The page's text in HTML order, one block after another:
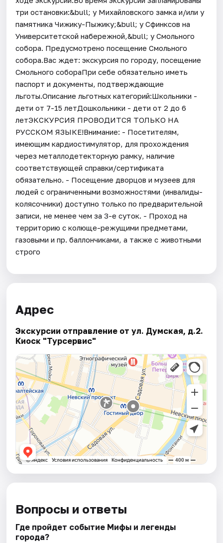
три остановки:&bull; у Михайловского замка и/или у
памятника Чижику-Пыжику;&bull; у Сфинксов на
Университетской набережной,&bull; у Смольного
собора. Предусмотрено посещение Смольного
собора.Вас ждет: экскурсия по городу, посещение
Смольного собораПри себе обязательно иметь
паспорт и документы, подтверждающие
льготы.Описание льготных категорий:Школьники -
дети от 7-15 летДошкольники - дети от 2 до 6
летЭКСКУРСИЯ ПРОВОДИТСЯ ТОЛЬКО НА
РУССКОМ ЯЗЫКЕ!Внимание: - Посетителям,
имеющим кардиостимулятор, для прохождения
через металлодетекторную рамку, наличие
соответствующей справки/сертификата
обязательно. - Посещение дворцов и музеев для
людей с ограниченными возможностями (инвалиды-
колясочники) доступно только по предварительной
записи, не менее чем за 3-е суток. - Проход на
территорию с колюще-режущими предметами,
газовыми и пр. баллончиками, а также с животными
строго
Адрес
Экскурсии отправление от ул. Думская, д.2.
Киоск "Турсервис"
Вопросы и ответы
Где пройдет событие Мифы и легенды
города?